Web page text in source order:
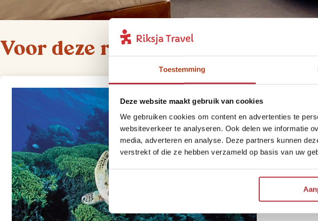
Toestemming
Deze website maakt gebruik van cookies
We gebruiken cookies om content en advertenties te
websiteverkeer te analyseren. Ook delen we informatie
media, adverteren en analyse. Deze partners kunnen
verstrekt of die ze hebben verzameld op basis van uw
Voor deze reis bieden we de
5-